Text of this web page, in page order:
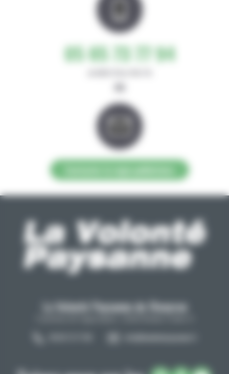
05 65 73 77 94
ou
La Volonté Paysanne de l'Aveyron